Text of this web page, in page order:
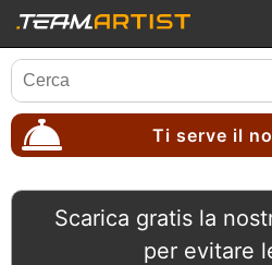
Ti serve il
Scarica gratis la
per evitare